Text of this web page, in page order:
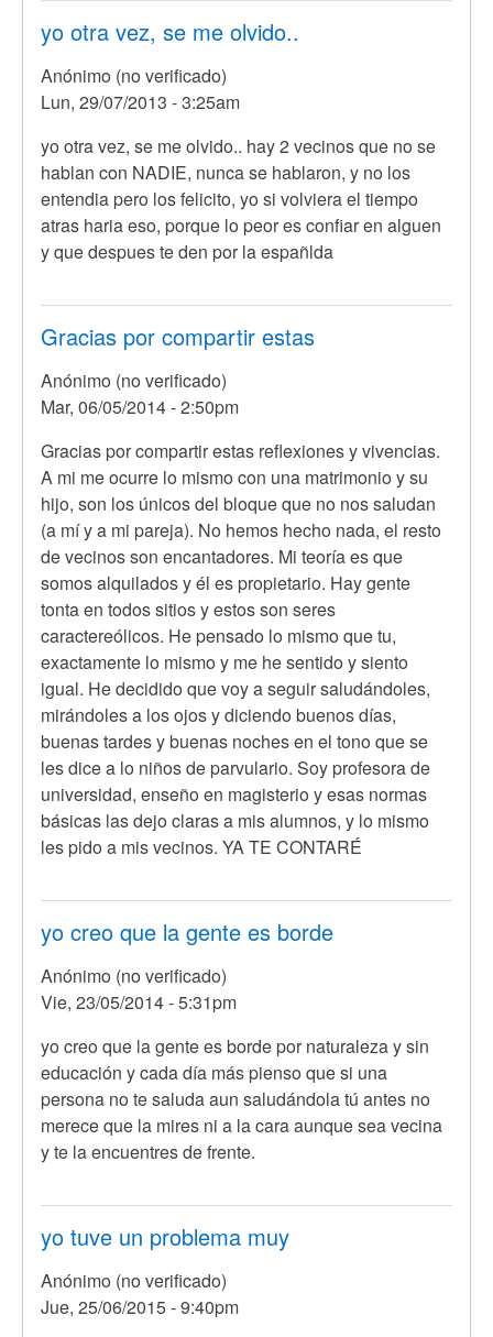
yo otra vez, se me olvido..
Anónimo (no verificado)
Lun, 29/07/2013 - 3:25am
yo otra vez, se me olvido.. hay 2 vecinos que no se
hablan con NADIE, nunca se hablaron, y no los
entendia pero los felicito, yo si volviera el tiempo
atras haria eso, porque lo peor es confiar en alguen
y que despues te den por la españlda
Gracias por compartir estas
Anónimo (no verificado)
Mar, 06/05/2014 - 2:50pm
Gracias por compartir estas reflexiones y vivencias.
A mi me ocurre lo mismo con una matrimonio y su
hijo, son los únicos del bloque que no nos saludan
(a mí y a mi pareja). No hemos hecho nada, el resto
de vecinos son encantadores. Mi teoría es que
somos alquilados y él es propietario. Hay gente
tonta en todos sitios y estos son seres
caractereólicos. He pensado lo mismo que tu,
exactamente lo mismo y me he sentido y siento
igual. He decidido que voy a seguir saludándoles,
mirándoles a los ojos y diciendo buenos días,
buenas tardes y buenas noches en el tono que se
les dice a lo niños de parvulario. Soy profesora de
universidad, enseño en magisterio y esas normas
básicas las dejo claras a mis alumnos, y lo mismo
les pido a mis vecinos. YA TE CONTARÉ
yo creo que la gente es borde
Anónimo (no verificado)
Vie, 23/05/2014 - 5:31pm
yo creo que la gente es borde por naturaleza y sin
educación y cada día más pienso que si una
persona no te saluda aun saludándola tú antes no
merece que la mires ni a la cara aunque sea vecina
y te la encuentres de frente.
yo tuve un problema muy
Anónimo (no verificado)
Jue, 25/06/2015 - 9:40pm